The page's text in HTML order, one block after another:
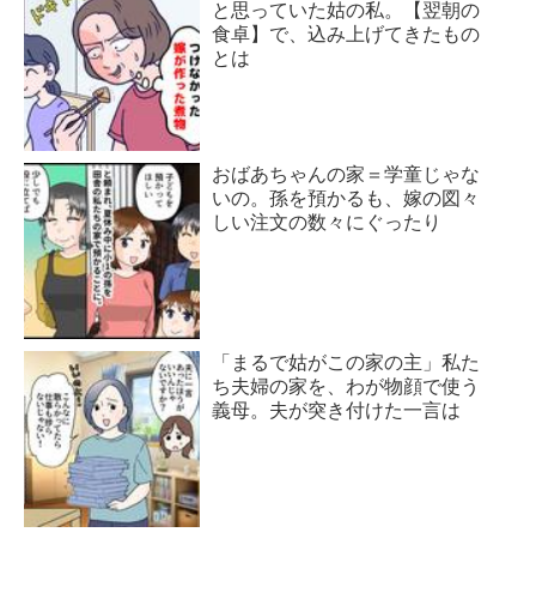
と思っていた姑の私。【翌朝の
食卓】で、込み上げてきたもの
とは
おばあちゃんの家＝学童じゃな
いの。孫を預かるも、嫁の図々
しい注文の数々にぐったり
「まるで姑がこの家の主」私た
ち夫婦の家を、わが物顔で使う
義母。夫が突き付けた一言は